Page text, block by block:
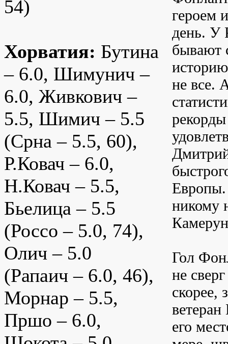
54)
Хорватия: Бутина
– 6.0, Шимунич –
6.0, Живкович –
5.5, Шимич – 5.5
(Срна – 5.5, 60),
Р.Ковач – 6.0,
Н.Ковач – 5.5,
Бьелица – 5.5
(Россо – 5.0, 74),
Олич – 5.0
(Рапаич – 6.0, 46),
Морнар – 5.5,
Пршо – 6.0,
героем
день. У
бывают
не все.
Европы.
никому
Гол
не
скорее,
его